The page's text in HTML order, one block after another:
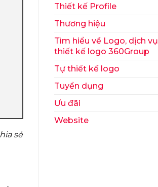
sẻ
Thiết kế Profile
Thương hiệu
Tìm hiểu về Logo, dịch vụ
thiết kế logo 360Group
Tự thiết kế logo
Tuyển dụng
Ưu đãi
Website